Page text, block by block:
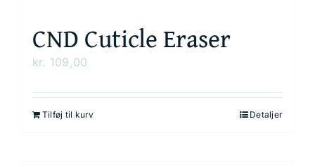
CND Cuticle Eraser
kr. 109,00
Tilføj til kurv Detaljer